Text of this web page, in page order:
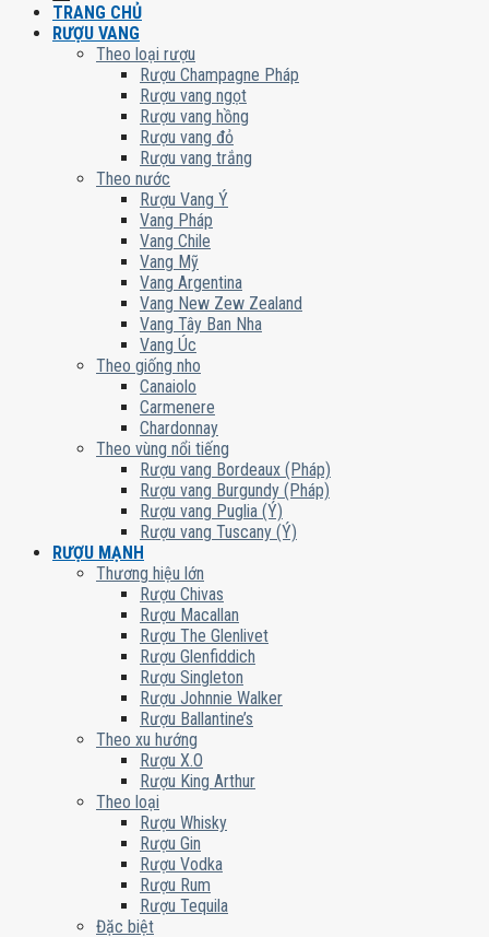
TRANG CHỦ
RƯỢU VANG
Theo loại rượu
Rượu Champagne Pháp
Rượu vang ngọt
Rượu vang hồng
Rượu vang đỏ
Rượu vang trắng
Theo nước
Rượu Vang Ý
Vang Pháp
Vang Chile
Vang Mỹ
Vang Argentina
Vang New Zew Zealand
Vang Tây Ban Nha
Vang Úc
Theo giống nho
Canaiolo
Carmenere
Chardonnay
Theo vùng nổi tiếng
Rượu vang Bordeaux (Pháp)
Rượu vang Burgundy (Pháp)
Rượu vang Puglia (Ý)
Rượu vang Tuscany (Ý)
RƯỢU MẠNH
Thương hiệu lớn
Rượu Chivas
Rượu Macallan
Rượu The Glenlivet
Rượu Glenfiddich
Rượu Singleton
Rượu Johnnie Walker
Rượu Ballantine’s
Theo xu hướng
Rượu X.O
Rượu King Arthur
Theo loại
Rượu Whisky
Rượu Gin
Rượu Vodka
Rượu Rum
Rượu Tequila
Đặc biệt